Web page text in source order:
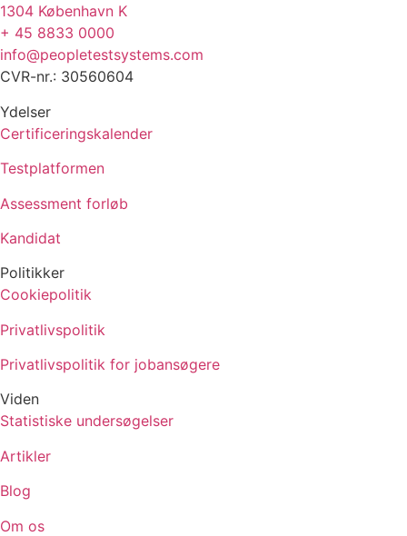
1304 København K
+ 45 8833 0000
info@peopletestsystems.com
CVR-nr.: 30560604
Ydelser
Certificeringskalender
Testplatformen
Assessment forløb
Kandidat
Politikker
Cookiepolitik
Privatlivspolitik
Privatlivspolitik for jobansøgere
Viden
Statistiske undersøgelser
Artikler
Blog
Om os